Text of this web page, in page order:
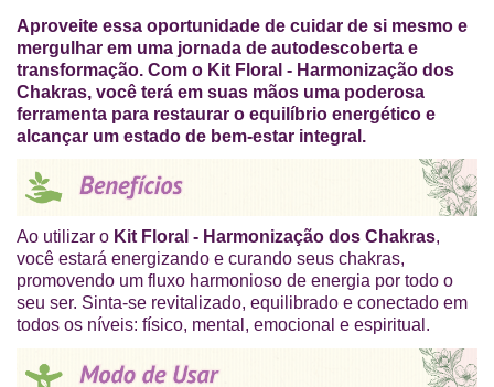
Aproveite essa oportunidade de cuidar de si mesmo e
mergulhar em uma jornada de autodescoberta e
transformação. Com o Kit Floral - Harmonização dos
Chakras, você terá em suas mãos uma poderosa
ferramenta para restaurar o equilíbrio energético e
alcançar um estado de bem-estar integral.
Ao utilizar o Kit Floral - Harmonização dos Chakras,
você estará energizando e curando seus chakras,
promovendo um fluxo harmonioso de energia por todo o
seu ser. Sinta-se revitalizado, equilibrado e conectado em
todos os níveis: físico, mental, emocional e espiritual.